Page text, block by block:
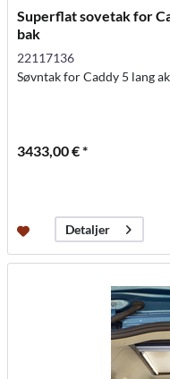
Superflat sovetak for
bak
22117136
Søvntak for Caddy 5 lang
3433,00 € *
Detaljer